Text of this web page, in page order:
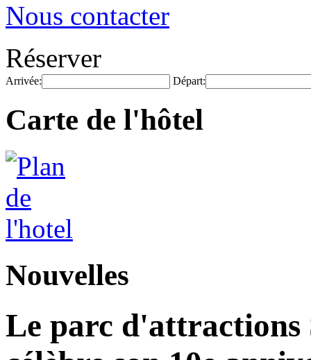
Nous contacter
Réserver
Arrivée: Départ:
Carte de l'hôtel
Nouvelles
Le parc d'attractions